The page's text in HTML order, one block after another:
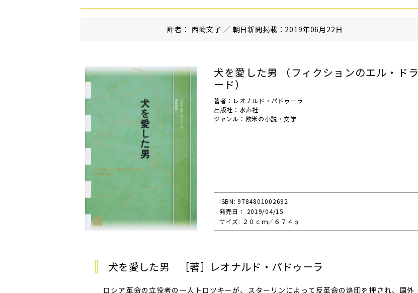
評者： 西崎文子 ／ 朝⽇新聞掲載：2019年06月22日
犬を愛した男 （フィクションのエル・ドラ
ード）
著者：レオナルド・パドゥーラ
出版社：水声社
ジャンル：欧米の小説・文学
ISBN: 9784801002692
発売⽇： 2019/04/15
サイズ: ２０ｃｍ／６７４ｐ
犬を愛した男 ［著］レオナルド・パドゥーラ
ロシア革命の立役者の一人トロツキーが、スターリンによって反革命の烙印を押され、国外